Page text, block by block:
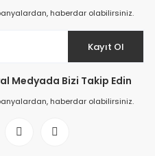
haberdar olabilirsiniz.
Kayıt Ol
Medyada Bizi Takip Edin
haberdar olabilirsiniz.